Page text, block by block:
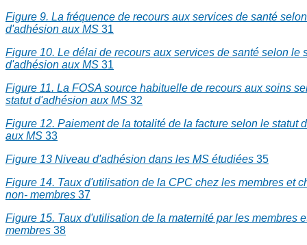
Figure 9. La fréquence de recours aux services de santé
d'adhésion aux MS 31
Figure 10. Le délai de recours aux services de santé selon le
d'adhésion aux MS 31
Figure 11. La FOSA source habituelle de recours aux soins
statut d'adhésion aux MS 32
Figure 12. Paiement de la totalité de la facture selon le statut
aux MS 33
Figure 13 Niveau d'adhésion dans les MS étudiées 35
Figure 14. Taux d'utilisation de la CPC chez les membres et
non- membres 37
Figure 15. Taux d'utilisation de la maternité par les membres
membres 38